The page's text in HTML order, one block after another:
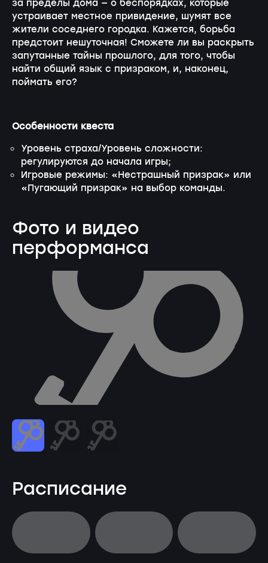
за пределы дома — о беспорядках, которые
устраивает местное привидение, шумят все
жители соседнего городка. Кажется, борьба
предстоит нешуточная! Сможете ли вы раскрыть
запутанные тайны прошлого, для того, чтобы
найти общий язык с призраком, и, наконец,
поймать его?
Особенности квеста
Уровень страха/Уровень сложности:
регулируются до начала игры;
Игровые режимы: «Нестрашный призрак» или
«Пугающий призрак» на выбор команды.
Фото и видео
перформанса
Расписание